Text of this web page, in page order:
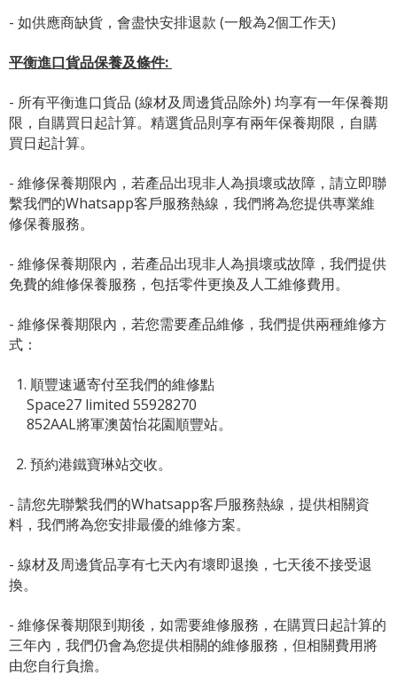
- 如供應商缺貨，會盡快安排退款 (一般為2個工作天)
平衡進口貨品保養及條件:
- 所有平衡進口貨品 (線材及周邊貨品除外) 均享有一年保養期
限，自購買日起計算。精選貨品則享有兩年保養期限，自購
買日起計算。
- 維修保養期限內，若產品出現非人為損壞或故障，請立即聯
繫我們的Whatsapp客戶服務熱線，我們將為您提供專業維
修保養服務。
- 維修保養期限內，若產品出現非人為損壞或故障，我們提供
免費的維修保養服務，包括零件更換及人工維修費用。
- 維修保養期限內，若您需要產品維修，我們提供兩種維修方
式：
1. 順豐速遞寄付至我們的維修點
Space27 limited 55928270
852AAL將軍澳茵怡花園順豐站。
2. 預約港鐵寶琳站交收。
- 請您先聯繫我們的Whatsapp客戶服務熱線 ，提供相關資
料，我們將為您安排最優的維修方案。
- 線材及周邊貨品享有七天內有壞即退換，七天後不接受退
換。
- 維修保養期限到期後，如需要維修服務，在購買日起計算的
三年內，我們仍會為您提供相關的維修服務，但相關費用將
由您自行負擔。